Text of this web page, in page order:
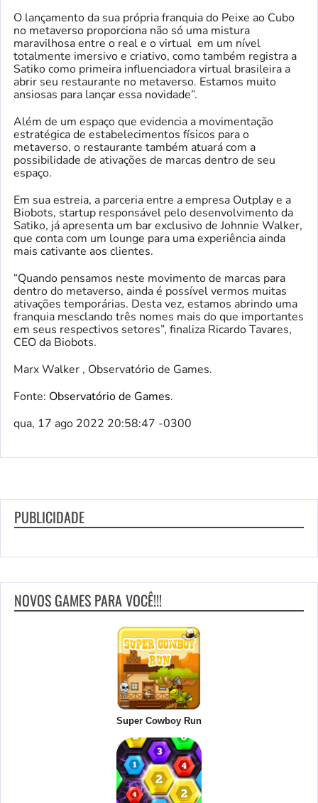
O lançamento da sua própria franquia do Peixe ao Cubo
no metaverso proporciona não só uma mistura
maravilhosa entre o real e o virtual em um nível
totalmente imersivo e criativo, como também registra a
Satiko como primeira influenciadora virtual brasileira a
abrir seu restaurante no metaverso. Estamos muito
ansiosas para lançar essa novidade”.
Além de um espaço que evidencia a movimentação
estratégica de estabelecimentos físicos para o
metaverso, o restaurante também atuará com a
possibilidade de ativações de marcas dentro de seu
espaço.
Em sua estreia, a parceria entre a empresa Outplay e a
Biobots, startup responsável pelo desenvolvimento da
Satiko, já apresenta um bar exclusivo de Johnnie Walker,
que conta com um lounge para uma experiência ainda
mais cativante aos clientes.
“Quando pensamos neste movimento de marcas para
dentro do metaverso, ainda é possível vermos muitas
ativações temporárias. Desta vez, estamos abrindo uma
franquia mesclando três nomes mais do que importantes
em seus respectivos setores”, finaliza Ricardo Tavares,
CEO da Biobots.
Marx Walker , Observatório de Games.
Fonte: Observatório de Games.
qua, 17 ago 2022 20:58:47 -0300
PUBLICIDADE
NOVOS GAMES PARA VOCÊ!!!
Super Cowboy Run